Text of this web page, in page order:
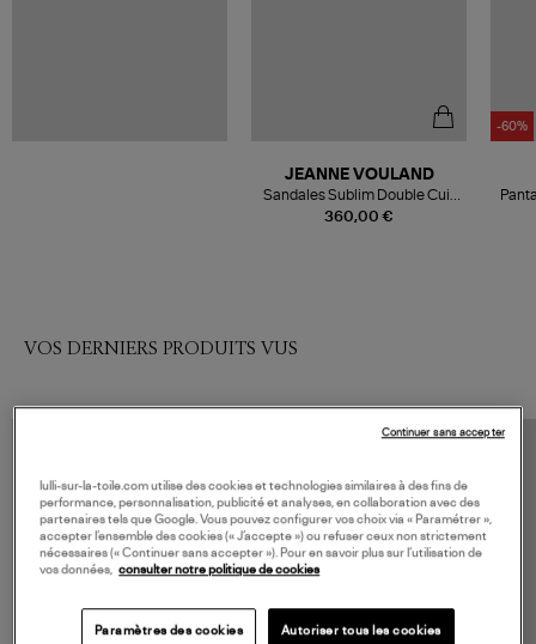
360,00 €
JEANNE VOULAND
Sandales Sublim Double Cuir
Texturé Doré
-60%
VOS DERNIERS PRODUITS VUS
lulli-sur-la-toile.com utilise des cookies et technologies similaires à des fins de
performance, personnalisation, publicité et analyses, en collaboration avec des
partenaires tels que Google. Vous pouvez configurer vos choix via « Paramétrer »,
accepter l’ensemble des cookies (« J’accepte ») ou refuser ceux non strictement
nécessaires (« Continuer sans accepter »). Pour en savoir plus sur l’utilisation de
vos données,
consulter notre politique de cookies
Paramètres des cookies Autoriser tous les cookies
Continuer sans accepter